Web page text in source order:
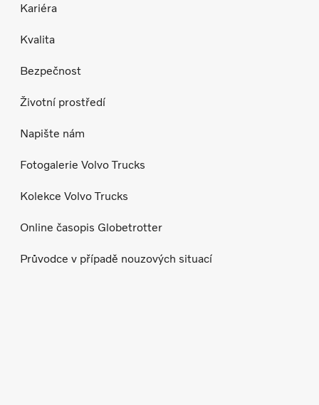
Kariéra
Kvalita
Bezpečnost
Životní prostředí
Napište nám
Fotogalerie Volvo Trucks
Kolekce Volvo Trucks
Online časopis Globetrotter
Průvodce v případě nouzových situací